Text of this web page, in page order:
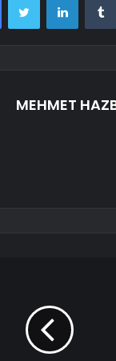
MEHMET